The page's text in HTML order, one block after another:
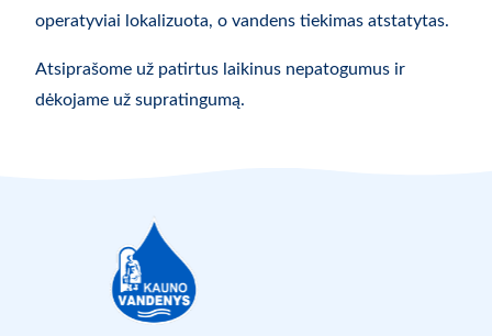
operatyviai lokalizuota, o vandens tiekimas atstatytas.
Atsiprašome už patirtus laikinus nepatogumus ir
dėkojame už supratingumą.